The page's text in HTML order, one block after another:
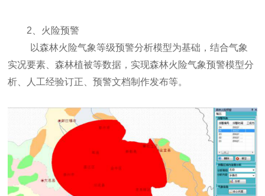
2、火险预警
以森林火险气象等级预警分析模型为基础，结合气象
实况要素、森林植被等数据，实现森林火险气象预警模型分
析、人工经验订正、预警文档制作发布等。